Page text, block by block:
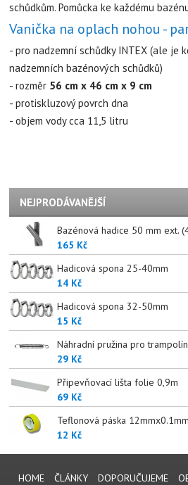
schůdkům. Pomůcka ke každému
Vanička na oplach nohou -
- pro nadzemní schůdky INTEX (ale je
nadzemních bazénových schůdků)
- rozměr 56 cm x 46 cm x 9 cm
- protiskluzový povrch dna
- objem vody cca 11,5 litru
NEJPRODÁVANĚJŠÍ
Bazénová hadice 50 mm ext.
165 Kč
Hadicová spona 25-40mm
14 Kč
Hadicová spona 32-50mm
15 Kč
Náhradní pružina pro
29 Kč
Připevňovací lišta folie 0,9m
69 Kč
Teflonová páska
12 Kč
HOME ČLÁNKY DOPORUČUJEME